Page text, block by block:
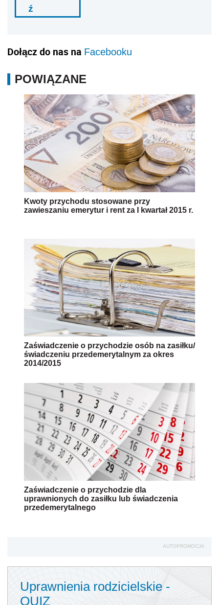
ź
Dołącz do nas na Facebooku
POWIĄZANE
Kwoty przychodu stosowane przy
zawieszaniu emerytur i rent za I kwartał 2015 r.
Zaświadczenie o przychodzie osób na zasiłku/
świadczeniu przedemerytalnym za okres
2014/2015
Zaświadczenie o przychodzie dla
uprawnionych do zasiłku lub świadczenia
przedemerytalnego
AUTOPROMOCJA
Uprawnienia rodzicielskie -
QUIZ